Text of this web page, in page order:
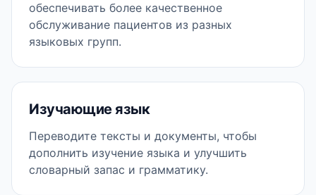
обеспечивать более качественное
обслуживание пациентов из разных
языковых групп.
Изучающие язык
Переводите тексты и документы, чтобы
дополнить изучение языка и улучшить
словарный запас и грамматику.